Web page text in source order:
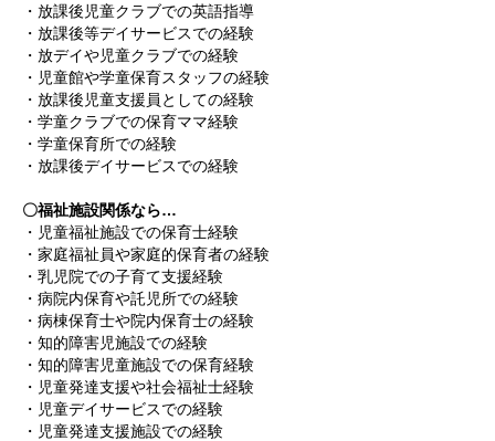
・放課後児童クラブでの英語指導
・放課後等デイサービスでの経験
・放デイや児童クラブでの経験
・児童館や学童保育スタッフの経験
・放課後児童支援員としての経験
・学童クラブでの保育ママ経験
・学童保育所での経験
・放課後デイサービスでの経験
〇福祉施設関係なら…
・児童福祉施設での保育士経験
・家庭福祉員や家庭的保育者の経験
・乳児院での子育て支援経験
・病院内保育や託児所での経験
・病棟保育士や院内保育士の経験
・知的障害児施設での経験
・知的障害児童施設での保育経験
・児童発達支援や社会福祉士経験
・児童デイサービスでの経験
・児童発達支援施設での経験